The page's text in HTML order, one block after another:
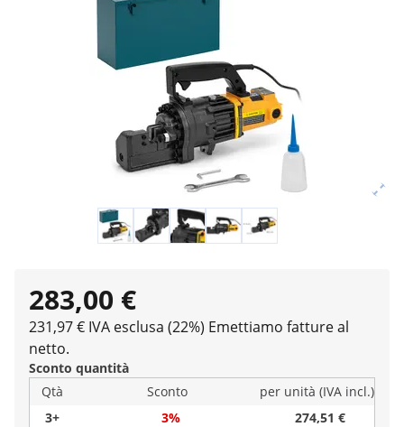
283,00 €
231,97 € IVA esclusa (22%) Emettiamo fatture al
netto.
Sconto quantità
Qtà
Sconto
per unità (IVA incl.)
3+
3%
274,51 €